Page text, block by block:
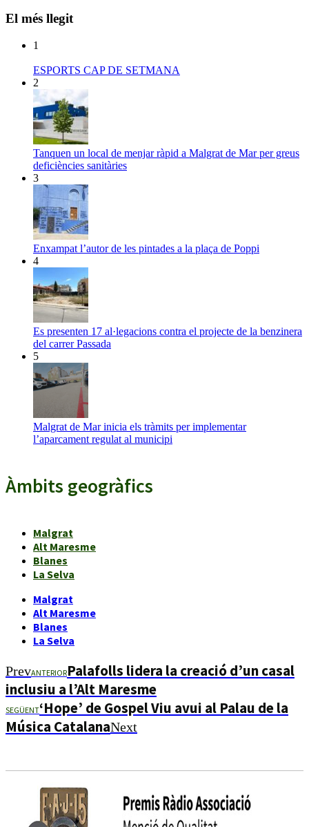
El més llegit
1
ESPORTS CAP DE SETMANA
2
Tanquen un local de menjar ràpid a Malgrat de Mar per greus
deficiències sanitàries
3
Enxampat l’autor de les pintades a la plaça de Poppi
4
Es presenten 17 al·legacions contra el projecte de la benzinera
del carrer Passada
5
Malgrat de Mar inicia els tràmits per implementar
l’aparcament regulat al municipi
Àmbits geogràfics
Malgrat
Alt Maresme
Blanes
La Selva
Malgrat
Alt Maresme
Blanes
La Selva
PrevANTERIORPalafolls lidera la creació d’un casal
inclusiu a l’Alt Maresme
SEGÜENT‘Hope’ de Gospel Viu avui al Palau de la
Música CatalanaNext